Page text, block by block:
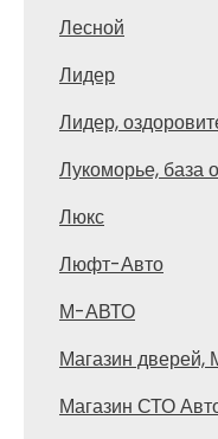
Лесной
Лидер
Лидер,
Лукоморье, база
Люкс
Люфт-Авто
М-АВТО
Магазин дверей,
Магазин СТО